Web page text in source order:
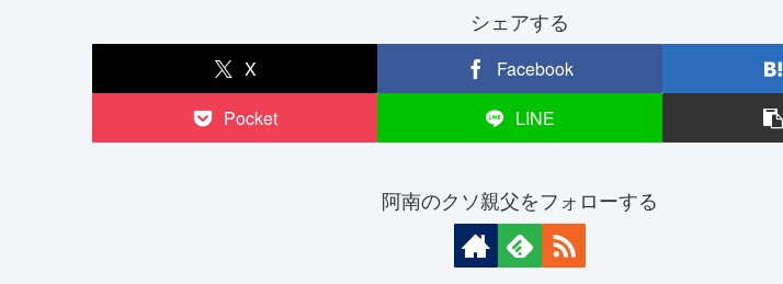
シェアする
X Facebook
Pocket
LINE
阿南のクソ親父をフォローする